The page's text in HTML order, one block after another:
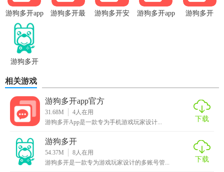
游狗多开app
免费
游狗多开最
游狗多开安
游狗多开app
游狗多开
游狗多开
相关游戏
游狗多开app官方
31.68M 4人在用
游狗多开App是一款专为手机游戏玩家设计...
下载
游狗多开
54.37M 8人在用
游狗多开是一款专为游戏玩家设计的多账号管...
下载